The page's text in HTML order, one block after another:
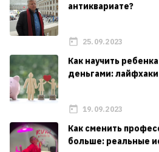
антиквариате?
25.09.2023
Как научить
деньгами: лайфхаки
19.09.2023
Как сменить
больше: реальные